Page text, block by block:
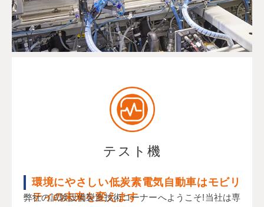
テスト機
環境にやさしい低炭素電気自動車はモビリ
ティの未来を変えます
弊社の試験設備製造技術コーナーへようこそ!当社は専